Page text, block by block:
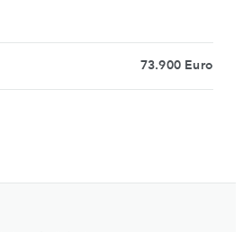
73.900 Euro